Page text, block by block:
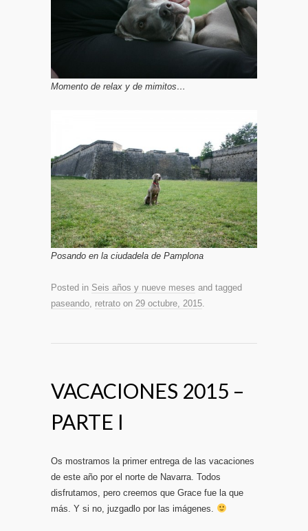
Momento de relax y de mimitos…
Posando en la ciudadela de Pamplona
Posted in Seis años y nueve meses and tagged
paseando retrato on 29 octubre, 2015
VACACIONES 2015 –
PARTE I
Os mostramos la primer entrega de las vacaciones
de este año por el norte de Navarra. Todos
disfrutamos, pero creemos que Grace fue la que
más. Y si no, juzgadlo por las imágenes.